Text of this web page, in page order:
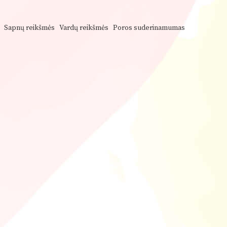
Sapnų reikšmės Vardų reikšmės Poros suderinamumas